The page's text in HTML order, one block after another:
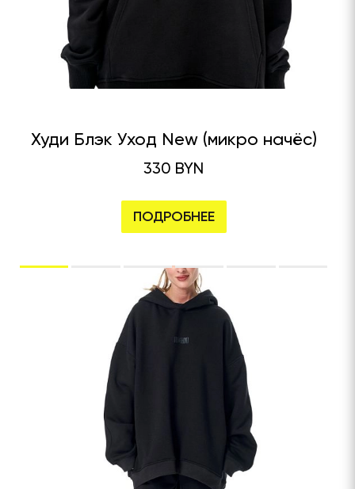
Худи Блэк Уход New (микро начёс)
330 BYN
ПОДРОБНЕЕ